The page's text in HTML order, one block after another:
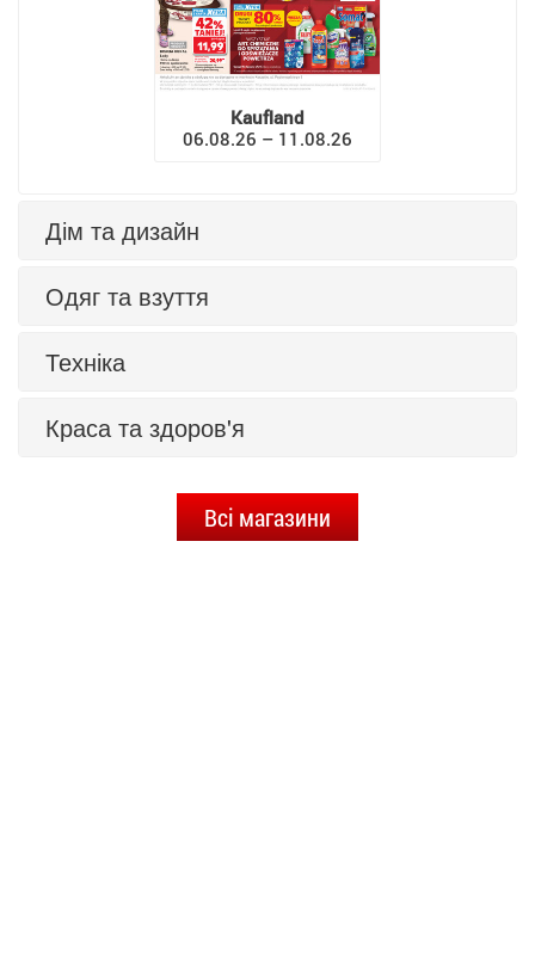
Kaufland
06.08.26 – 11.08.26
Дім та дизайн
Одяг та взуття
Техніка
Краса та здоров'я
Всі магазини